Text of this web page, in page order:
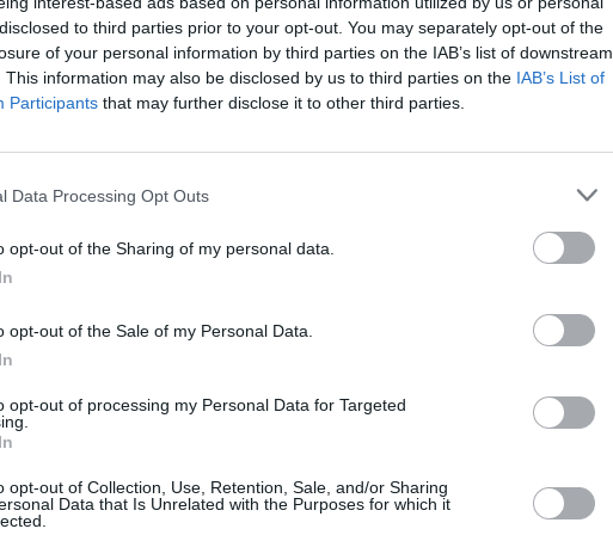
to third parties prior to your opt-out. You may separately opt-out of the
of your personal information by third parties on the IAB’s list of downstream
This information may also be disclosed by us to third parties on the IAB’s List of
Participants that may further disclose it to other third parties.
Data Processing Opt Outs
opt-out of the Sharing of my personal data.
opt-out of the Sale of my Personal Data.
opt-out of processing my Personal Data for Targeted
opt-out of Collection, Use, Retention, Sale, and/or Sharing
Data that Is Unrelated with the Purposes for which it
2007
Devis Assurance
8 000 €
Financer ce véhicule
1983
Devis Assurance 190 000 km
20 000 €
Financer ce véhicule
2007
Devis Assurance
Devis Assurance Financer ce véhicule